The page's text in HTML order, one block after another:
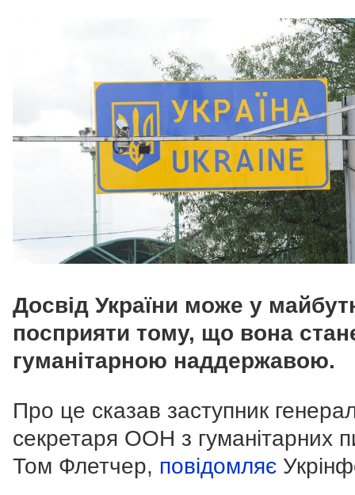
Досвід України може у
посприяти тому, що вона
гуманітарною наддержавою.
Про це сказав заступник
секретаря ООН з гуманітарних
Том Флетчер, повідомляє